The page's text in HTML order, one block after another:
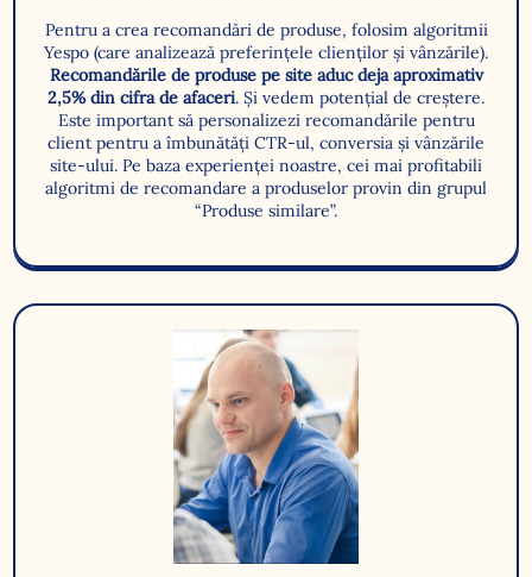
Pentru a crea recomandări de produse, folosim algoritmii
Yespo (care analizează preferințele clienților și vânzările).
Recomandările de produse pe site aduc deja aproximativ
2,5% din cifra de afaceri. Și vedem potențial de creștere.
Este important să personalizezi recomandările pentru
client pentru a îmbunătăți CTR-ul, conversia și vânzările
site-ului. Pe baza experienței noastre, cei mai profitabili
algoritmi de recomandare a produselor provin din grupul
“Produse similare”.